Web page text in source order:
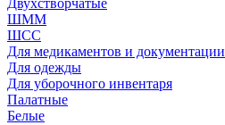
Двухстворчатые
ШММ
ШСС
Для медикаментов и документации
Для одежды
Для уборочного инвентаря
Палатные
Белые